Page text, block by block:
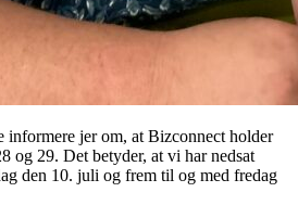
informere jer om, at Bizconnect holder
og 29. Det betyder, at vi har nedsat
den 10. juli og frem til og med fredag